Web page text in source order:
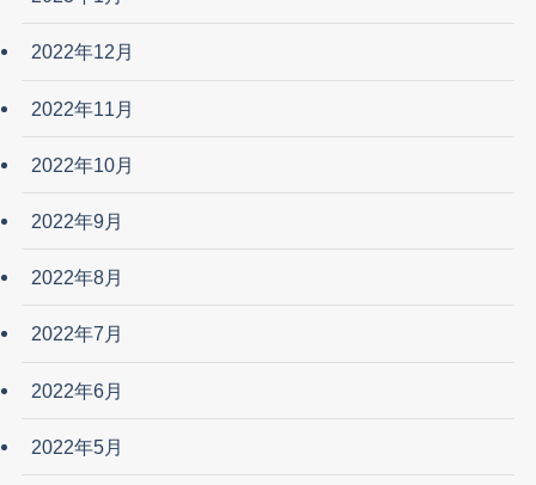
2022年12月
2022年11月
2022年10月
2022年9月
2022年8月
2022年7月
2022年6月
2022年5月